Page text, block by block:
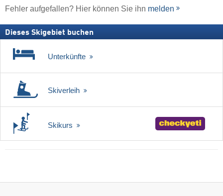
Fehler aufgefallen? Hier können Sie ihn melden
Dieses Skigebiet buchen
Unterkünfte
Skiverleih
Skikurs